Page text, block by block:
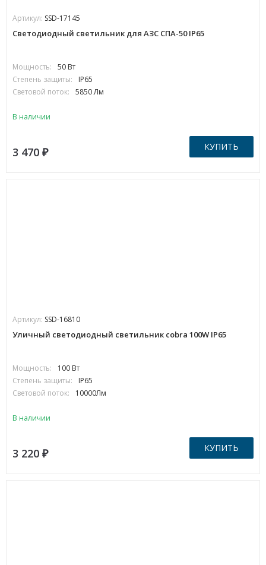
Артикул: SSD-17145
Светодиодный светильник для АЗС СПА-50 IP65
Мощность:
50 Вт
Степень защиты:
IP65
Световой поток:
5850 Лм
В наличии
3 470 ₽ КУПИТЬ
Артикул: SSD-16810
Уличный светодиодный светильник cobra 100W IP65
Мощность:
100 Вт
Степень защиты:
IP65
Световой поток:
10000Лм
В наличии
3 220 ₽ КУПИТЬ